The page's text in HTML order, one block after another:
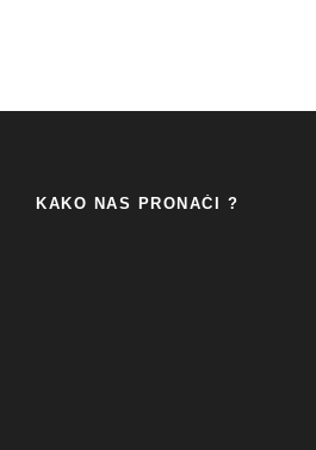
KAKO NAS PRONAĆI ?